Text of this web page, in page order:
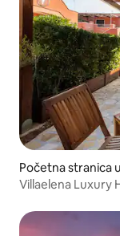
Početna stranica
Villaelena Luxury